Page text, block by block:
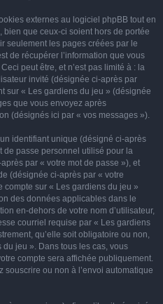
externes au logiciel phpBB tout en
que ceux-ci soient hors de portée
seulement les pages créées par le
de récupérer l’information que vous
peut être, et n’est pas limité à : la
invité (désignée ci-après par
sur « Les gardiens du jeu » (désignée
que vous envoyez après
(désignés ici par « vos messages »).
identifiant unique (désigné ci-après
de passe personnel utilisé pour la
par « votre mot de passe »), et
(désignée ci-après par « votre
compte sur « Les gardiens du jeu »
des données applicables dans le
en-dehors de votre nom d’utilisateur,
courriel requise par « Les gardiens
qu’elle soit obligatoire ou non,
jeu ». Dans tous les cas, vous
compte sera affichée publiquement.
souscrire ou non à l’envoi automatique